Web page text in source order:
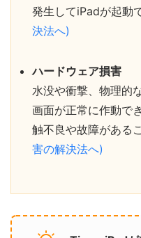
発生してiPadが起動
決法へ)
ハードウェア損害
水没や衝撃、物理的
画面が正常に作動で
触不良や故障がある
害の解決法へ)